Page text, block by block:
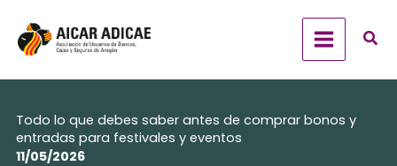
contenido
Todo lo que debes saber antes de comprar bonos y
entradas para festivales y eventos
11/05/2026